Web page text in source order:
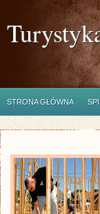
STRONA GŁÓWNA